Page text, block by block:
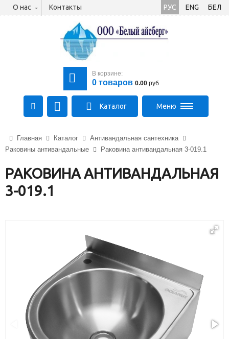
О нас Контакты РУС ENG БЕЛ
В корзине:
0 товаров 0.00 руб
+375 (29) 710-23-43
+375 (33) 315-03-03
aysberg-sales@yandex.by
Каталог Меню
Главная Каталог
Антивандальная сантехника
Раковины антивандальные
Раковина антивандальная 3-019.1
РАКОВИНА АНТИВАНДАЛЬНАЯ
3-019.1